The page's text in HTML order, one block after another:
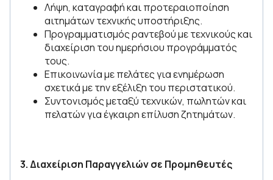
Λήψη, καταγραφή και προτεραιοποίηση
αιτημάτων τεχνικής υποστήριξης.
Προγραμματισμός ραντεβού με τεχνικούς και
διαχείριση του ημερήσιου προγράμματός
τους.
Επικοινωνία με πελάτες για ενημέρωση
σχετικά με την εξέλιξη του περιστατικού.
Συντονισμός μεταξύ τεχνικών, πωλητών και
πελατών για έγκαιρη επίλυση ζητημάτων.
3. Διαχείριση Παραγγελιών σε Προμηθευτές